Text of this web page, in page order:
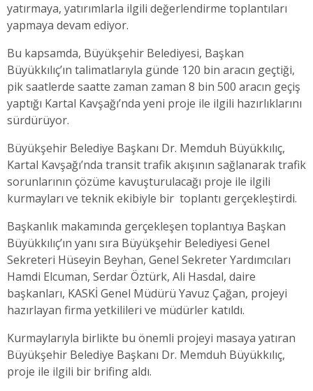
yatırmaya, yatırımlarla ilgili değerlendirme toplantıları
yapmaya devam ediyor.
Bu kapsamda, Büyükşehir Belediyesi, Başkan
Büyükkılıç’ın talimatlarıyla günde 120 bin aracın geçtiği,
pik saatlerde saatte zaman zaman 8 bin 500 aracın geçiş
yaptığı Kartal Kavşağı’nda yeni proje ile ilgili hazırlıklarını
sürdürüyor.
Büyükşehir Belediye Başkanı Dr. Memduh Büyükkılıç,
Kartal Kavşağı’nda transit trafik akışının sağlanarak trafik
sorunlarının çözüme kavuşturulacağı proje ile ilgili
kurmayları ve teknik ekibiyle bir toplantı gerçekleştirdi.
Başkanlık makamında gerçekleşen toplantıya Başkan
Büyükkılıç’ın yanı sıra Büyükşehir Belediyesi Genel
Sekreteri Hüseyin Beyhan, Genel Sekreter Yardımcıları
Hamdi Elcuman, Serdar Öztürk, Ali Hasdal, daire
başkanları, KASKİ Genel Müdürü Yavuz Çağan, projeyi
hazırlayan firma yetkilileri ve müdürler katıldı.
Kurmaylarıyla birlikte bu önemli projeyi masaya yatıran
Büyükşehir Belediye Başkanı Dr. Memduh Büyükkılıç,
proje ile ilgili bir brifing aldı.